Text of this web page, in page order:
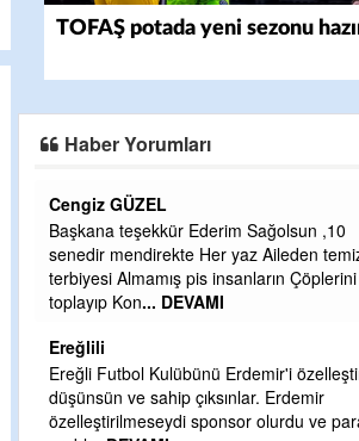
TOFAŞ potada yeni sezonu
Haber Yorumları
CEVDET YILMAZ
GULDERE DERE ÇALIŞMALARI, SEKIZ
ÖNCE ALKAYA TARAFINDAN
ETRASFINDA YERLEŞİM YERI OLMAYAN
KISIMLARA DUVARLAR
Şaban yavuz
Mekanı cennet olsun kederli ailesine
Sabri Celil ihsan eylesin